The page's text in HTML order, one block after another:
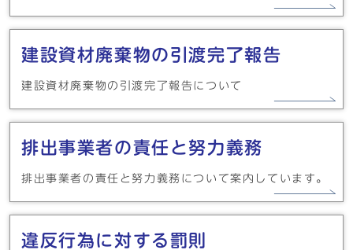
建設資材廃棄物の引渡完了報告
建設資材廃棄物の引渡完了報告について
排出事業者の責任と努力義務
排出事業者の責任と努力義務について案内しています。
違反行為に対する罰則